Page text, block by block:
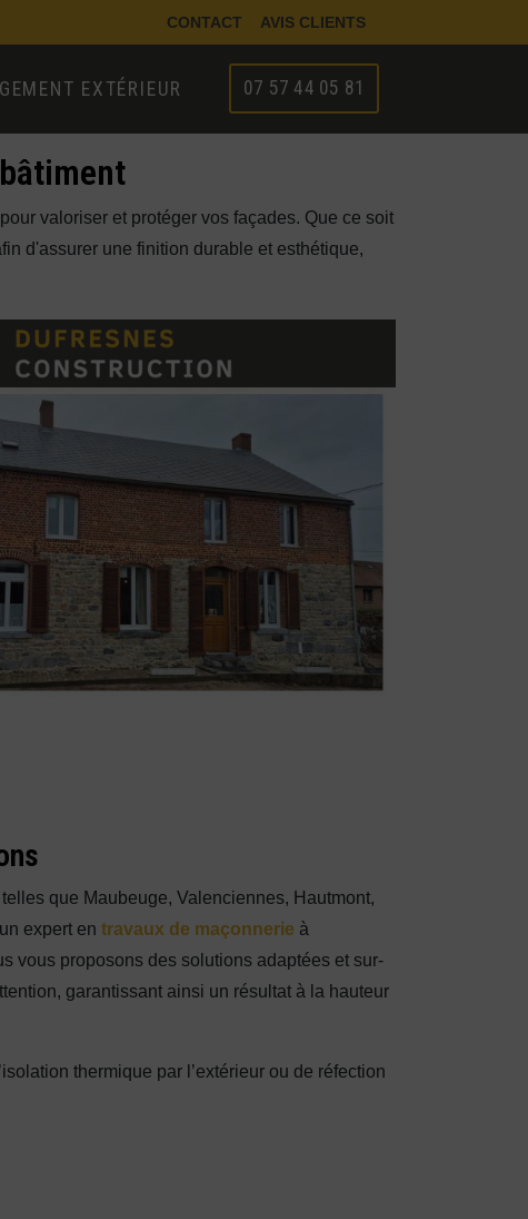
CONTACT AVIS CLIENTS
EXTÉRIEUR 07 57 44 05 81
valoriser et protéger vos façades. Que ce soit
d'assurer une finition durable et esthétique,
que Maubeuge, Valenciennes, Hautmont,
expert en travaux de maçonnerie à
vous proposons des solutions adaptées et sur-
garantissant ainsi un résultat à la hauteur
thermique par l’extérieur ou de réfection